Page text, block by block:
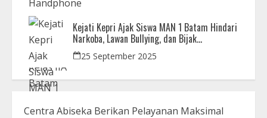
Kejati Kepri Ajak Siswa MAN 1 Batam Hindari
Narkoba, Lawan Bullying, dan Bijak
Bermedsos
25 September 2025
Centra Abiseka Berikan Pelayanan Maksimal